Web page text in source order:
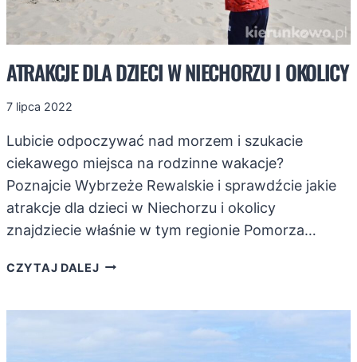
ATRAKCJE DLA DZIECI W NIECHORZU I OKOLICY
7 lipca 2022
Lubicie odpoczywać nad morzem i szukacie
ciekawego miejsca na rodzinne wakacje?
Poznajcie Wybrzeże Rewalskie i sprawdźcie jakie
atrakcje dla dzieci w Niechorzu i okolicy
znajdziecie właśnie w tym regionie Pomorza…
CZYTAJ DALEJATRAKCJE